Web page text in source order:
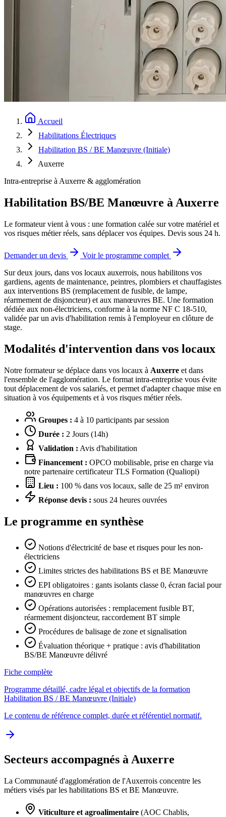
Accueil
Habilitations Électriques
Habilitation BS / BE Manœuvre (Initiale)
Auxerre
Intra-entreprise à Auxerre & agglomération
Habilitation BS/BE Manœuvre à Auxerre
Le formateur vient à vous : une formation calée sur votre matériel et
vos risques métier réels, sans déplacer vos équipes. Devis sous 24 h.
Demander un devis
Voir le programme complet
Sur deux jours, dans vos locaux auxerrois, nous habilitons vos
gardiens, agents de maintenance, peintres, plombiers et chauffagistes
aux interventions BS (remplacement de fusible, de lampe,
réarmement de disjoncteur) et aux manœuvres BE. Une formation
dédiée aux non-électriciens, conforme à la norme NF C 18-510,
validée par un avis d'habilitation remis à l'employeur en clôture de
stage.
Modalités d'intervention dans vos locaux
Notre formateur se déplace dans vos locaux à Auxerre et dans
l'ensemble de l'agglomération. Le format intra-entreprise vous évite
tout déplacement de vos salariés, et permet d'adapter chaque mise en
situation à vos équipements et à vos risques métier réels.
Groupes : 4 à 10 participants par session
Durée : 2 Jours (14h)
Validation : Avis d'habilitation
Financement : OPCO mobilisable, prise en charge via
notre partenaire certificateur TLS Formation (Qualiopi)
Lieu : 100 % dans vos locaux, salle de 25 m² environ
Réponse devis : sous 24 heures ouvrées
Le programme en synthèse
Notions d'électricité de base et risques pour les non-
électriciens
Limites strictes des habilitations BS et BE Manœuvre
EPI obligatoires : gants isolants classe 0, écran facial pour
manœuvres en charge
Opérations autorisées : remplacement fusible BT,
réarmement disjoncteur, raccordement BT simple
Procédures de balisage de zone et signalisation
Évaluation théorique + pratique : avis d'habilitation
BS/BE Manœuvre délivré
Fiche complète
Programme détaillé, cadre légal et objectifs de la formation
Habilitation BS / BE Manœuvre (Initiale)
Le contenu de référence complet, durée et référentiel normatif.
Secteurs accompagnés à Auxerre
La Communauté d'agglomération de l'Auxerrois concentre les
métiers visés par les habilitations BS et BE Manœuvre.
Viticulture et agroalimentaire (AOC Chablis,